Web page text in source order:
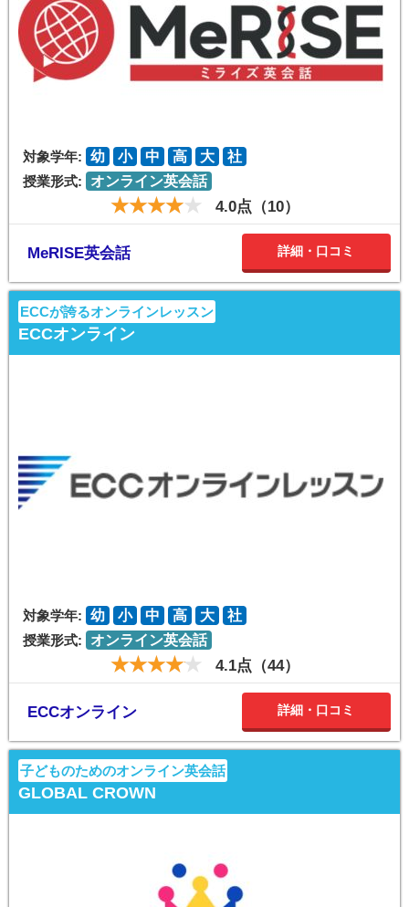
対象学年: 幼 小 中 高 大
社
授業形式:
オンライン英会話
4.0点（10）
MeRISE英会話 詳細・口コミ
ECCが誇るオンラインレッスン
ECCオンライン
対象学年: 幼 小 中 高 大
社
授業形式:
オンライン英会話
4.1点（44）
ECCオンライン 詳細・口コミ
子どものためのオンライン英会話
GLOBAL CROWN